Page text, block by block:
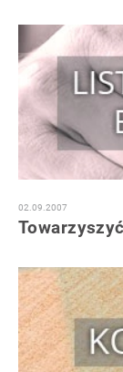
02.09.2007